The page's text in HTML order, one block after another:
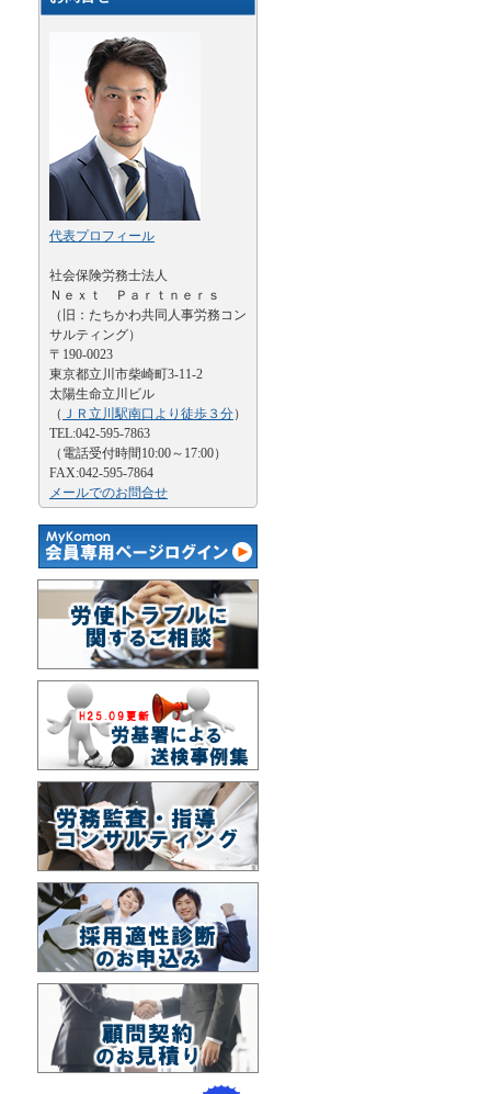
代表プロフィール
社会保険労務士法人
Ｎｅｘｔ Ｐａｒｔｎｅｒｓ
（旧：たちかわ共同人事労務コン
サルティング）
〒190-0023
東京都立川市柴崎町3-11-2
太陽生命立川ビル
（ ＪＲ立川駅南口より徒歩３分）
TEL:042-595-7863
（電話受付時間10:00～17:00）
FAX:042-595-7864
メールでのお問合せ